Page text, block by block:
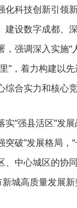
化科技创新引领
设数字成都、
强调深入实施“
”，着力构建以
合实力和核心竞
“强县活区”发
破”发展格局，
中心城区的协
城高质量发展